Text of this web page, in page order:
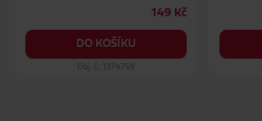
149 Kč
DO KOŠÍKU
Obj. č.: 1374759